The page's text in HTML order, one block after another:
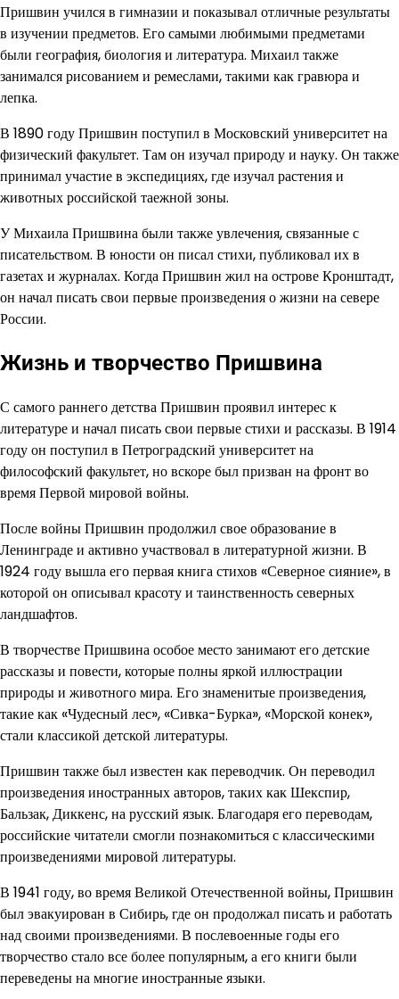
Пришвин учился в гимназии и показывал отличные результаты
в изучении предметов. Его самыми любимыми предметами
были география, биология и литература. Михаил также
занимался рисованием и ремеслами, такими как гравюра и
лепка.
В 1890 году Пришвин поступил в Московский университет на
физический факультет. Там он изучал природу и науку. Он также
принимал участие в экспедициях, где изучал растения и
животных российской таежной зоны.
У Михаила Пришвина были также увлечения, связанные с
писательством. В юности он писал стихи, публиковал их в
газетах и журналах. Когда Пришвин жил на острове Кронштадт,
он начал писать свои первые произведения о жизни на севере
России.
Жизнь и творчество Пришвина
С самого раннего детства Пришвин проявил интерес к
литературе и начал писать свои первые стихи и рассказы. В 1914
году он поступил в Петроградский университет на
философский факультет, но вскоре был призван на фронт во
время Первой мировой войны.
После войны Пришвин продолжил свое образование в
Ленинграде и активно участвовал в литературной жизни. В
1924 году вышла его первая книга стихов «Северное сияние», в
которой он описывал красоту и таинственность северных
ландшафтов.
В творчестве Пришвина особое место занимают его детские
рассказы и повести, которые полны яркой иллюстрации
природы и животного мира. Его знаменитые произведения,
такие как «Чудесный лес», «Сивка-Бурка», «Морской конек»,
стали классикой детской литературы.
Пришвин также был известен как переводчик. Он переводил
произведения иностранных авторов, таких как Шекспир,
Бальзак, Диккенс, на русский язык. Благодаря его переводам,
российские читатели смогли познакомиться с классическими
произведениями мировой литературы.
В 1941 году, во время Великой Отечественной войны, Пришвин
был эвакуирован в Сибирь, где он продолжал писать и работать
над своими произведениями. В послевоенные годы его
творчество стало все более популярным, а его книги были
переведены на многие иностранные языки.